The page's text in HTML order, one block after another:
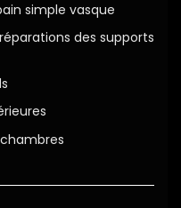
simple vasque
des supports